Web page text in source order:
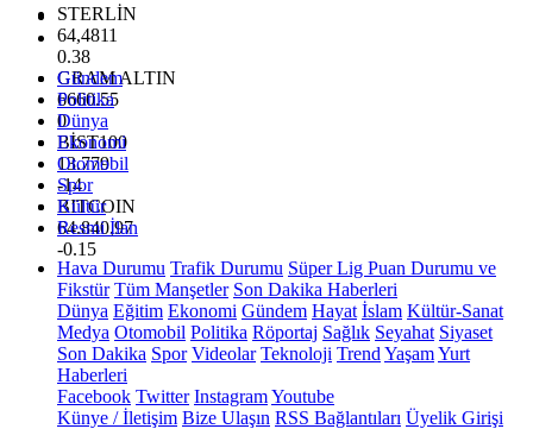
STERLİN
64,4811
0.38
GRAM ALTIN
6660.55
0
BİST100
13.779
-14
BITCOIN
64.840,97
-0.15
Gündem
Politika
Dünya
Ekonomi
Otomobil
Spor
Kültür
Resmi İlan
Hava Durumu Trafik Durumu Süper Lig Puan Durumu ve
Fikstür Tüm Manşetler Son Dakika Haberleri
Dünya Eğitim Ekonomi Gündem Hayat İslam Kültür-Sanat
Medya Otomobil Politika Röportaj Sağlık Seyahat Siyaset
Son Dakika Spor Videolar Teknoloji Trend YaşamYurt
Haberleri
Facebook Twitter InstagramYoutube
Künye / İletişim Bize Ulaşın RSS Bağlantıları Üyelik Girişi